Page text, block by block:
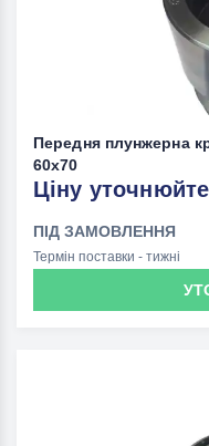
Передня плунжерна
60x70
Ціну уточнюйте
ПІД ЗАМОВЛЕННЯ
Термін поставки - тижні